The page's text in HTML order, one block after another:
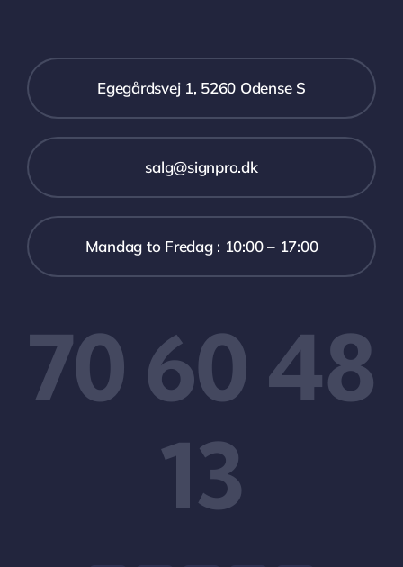
Egegårdsvej 1, 5260 Odense S
salg@signpro.dk
Mandag to Fredag : 10:00 – 17:00
70 60 48
13